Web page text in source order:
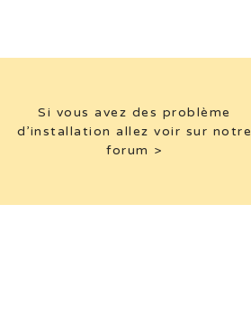
Si vous avez des problème
d’installation allez voir sur notre
forum >